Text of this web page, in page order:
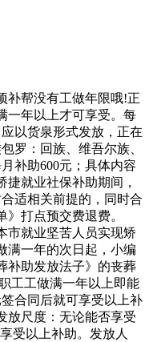
补帮没有工做年限哦!正
一年以上才可享受。每
以货泉形式发放，正在
罗：回族、维吾尔族、
补助600元；具体内容
就业社保补助期间，
适相关前提的，同时合
打点预交费退费。
市就业坚苦人员实现矫
满一年的次日起，小编
补助发放法子》的丧葬
工工做满一年以上即能
合同后就可享受以上补
放尺度：无论能否享受
受以上补助。发放人